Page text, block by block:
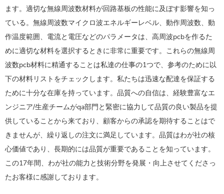
ます。適切な無線周波数材料が回路基板の性能に及ぼす影響を知っ
ている。無線周波数マイクロ波エネルギーレベル、動作周波数、動
作温度範囲、電流と電圧などのパラメータは、高周波pcbを作るた
めに適切な材料を選択するときに非常に重要です。これらの無線周
波数pcb材料に精通することは私達の仕事の1つで、参考のために以
下の材料リストをチェックします。私たちは迅速な配達を保証する
ために十分な在庫を持っています。品質への自信は、経験豊富なエ
ンジニア/生産チームがqa部門と緊密に協力して品質の良い製品を提
供していることから来ており、顧客からの承認を期待することはで
きませんが、繰り返しの注文に満足しています。品質はわが社の核
心価値であり、長期的には品質が重要であることを知っています。
この17年間、わが社の能力と技術分野を発展・向上させてくださっ
たお客様に感謝しております。